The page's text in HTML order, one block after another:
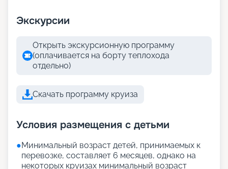
Экскурсии
Открыть экскурсионную программу
(оплачивается на борту теплохода
отдельно)
Скачать программу круиза
Условия размещения с детьми
●Минимальный возраст детей, принимаемых к
перевозке, составляет 6 месяцев, однако на
некоторых круизах минимальный возраст